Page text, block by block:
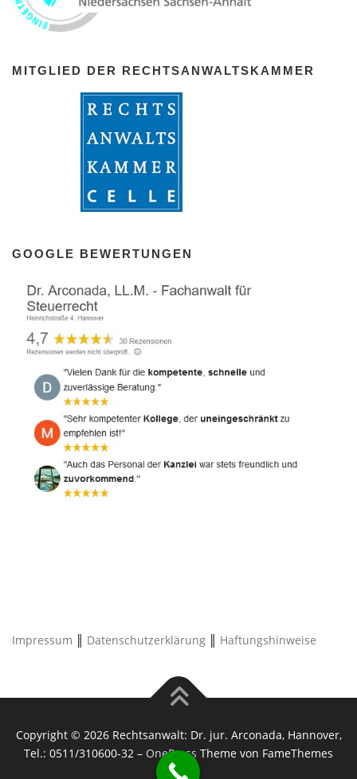
MITGLIED DER RECHTSANWALTSKAMMER
GOOGLE BEWERTUNGEN
Impressum Datenschutzerklärung Haftungshinweise
Copyright © 2026 Rechtsanwalt: Dr. jur. Arconada, Hannover,
Tel.: 0511/310600-32 – OnePress Theme von FameThemes